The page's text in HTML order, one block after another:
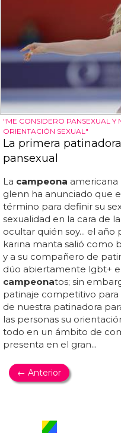
"ME CONSIDERO PANSEXUAL Y
ORIENTACIÓN SEXUAL"
La primera
pansexual
La campeona
glenn ha anunciado que
término para definir su
sexualidad en la cara de
ocultar quién soy... el año
karina manta salió como
y a su compañero de
dúo abiertamente lgbt+
campeonatos; sin
patinaje competitivo para
de nuestra patinadora
las personas su
todo en un ámbito de
presenta en el gran...
← Anterior